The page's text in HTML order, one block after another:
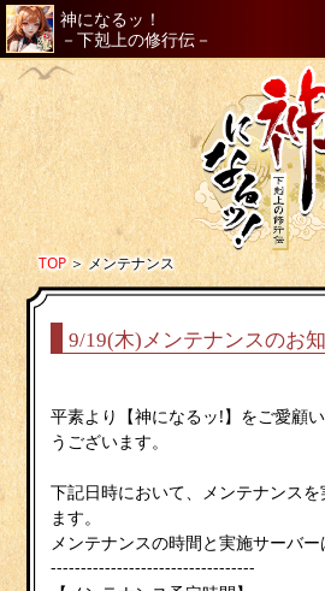
神になるッ！
－下剋上の修行伝－
TOP＞メンテナンス
9/19(木)メンテナンスのお
平素より【神になるッ!】をご愛顧
うございます。
下記日時において、メンテナンス
ます。
メンテナンスの時間と実施サーバー
----------------------------------